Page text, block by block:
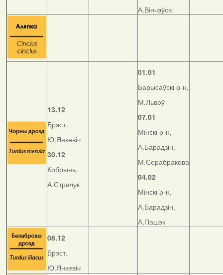
А.Вінчэўскі
13.12
Брэст,
Ю.Янкевіч
30.12
Кобрынь,
А.Страчук
01.01
Барысаўскі р-н,
М.Львоў
07.01
Мінскі р-н,
А.Барадзін,
М.Серабракова
04.02
Мінскі р-н,
А.Барадзін,
А.Пашэк
08.12
Брэст,
Ю.Янкевіч